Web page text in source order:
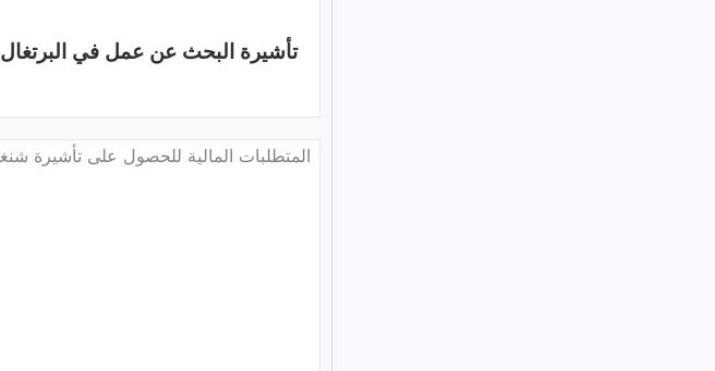
تأشيرة البحث عن عمل في البرتغال 2025: دليلك الشامل